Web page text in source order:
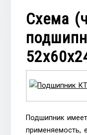
Схема
Подшипник
применяемость,